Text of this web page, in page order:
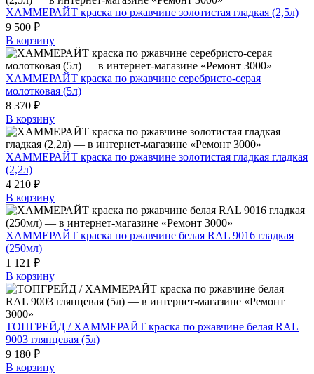
ХАММЕРАЙТ краска по ржавчине золотистая гладкая (2,5л)
9 500 ₽
В корзину
ХАММЕРАЙТ краска по ржавчине серебристо-серая
молотковая (5л)
8 370 ₽
В корзину
ХАММЕРАЙТ краска по ржавчине золотистая гладкая гладкая
(2,2л)
4 210 ₽
В корзину
ХАММЕРАЙТ краска по ржавчине белая RAL 9016 гладкая
(250мл)
1 121 ₽
В корзину
ТОПГРЕЙД / ХАММЕРАЙТ краска по ржавчине белая RAL
9003 глянцевая (5л)
9 180 ₽
В корзину